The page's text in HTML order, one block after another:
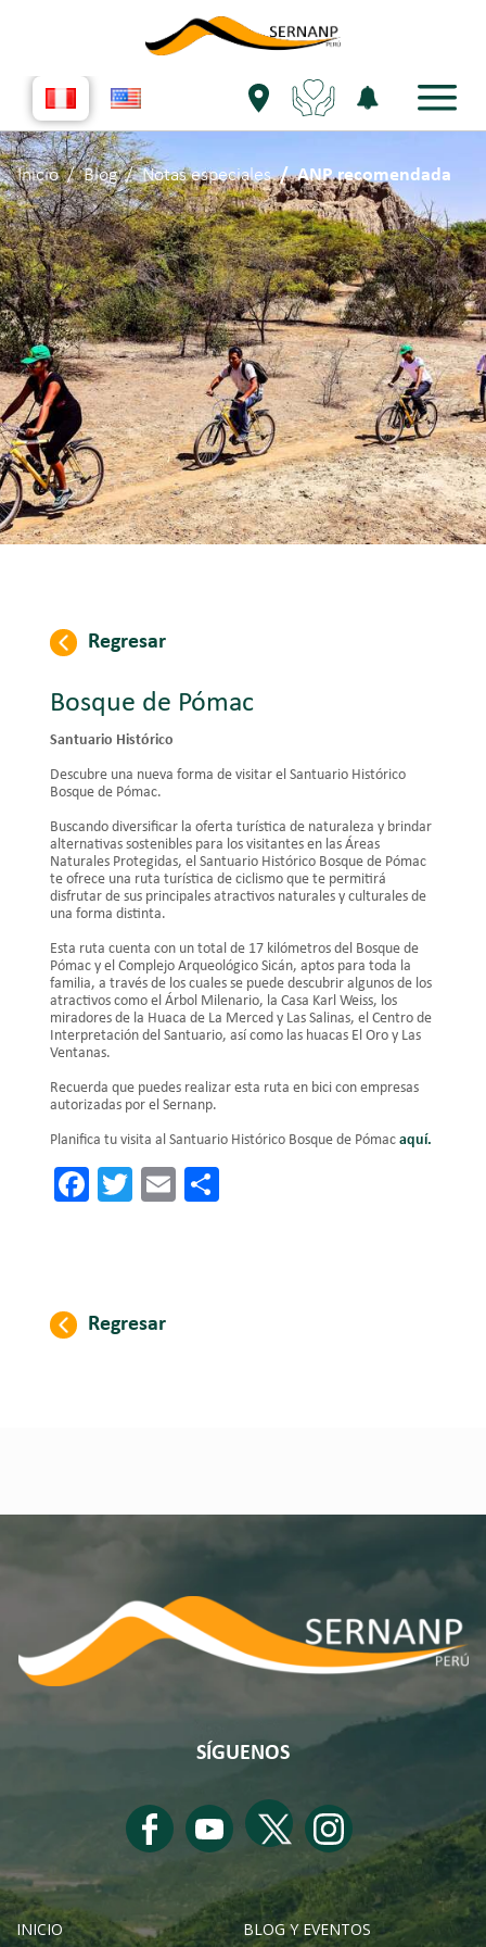
Inicio Blog Notas especiales ANP recomendada
Regresar
Bosque de Pómac
Santuario Histórico
Descubre una nueva forma de visitar el Santuario Histórico
Bosque de Pómac.
Buscando diversificar la oferta turística de naturaleza y brindar
alternativas sostenibles para los visitantes en las Áreas
Naturales Protegidas, el Santuario Histórico Bosque de Pómac
te ofrece una ruta turística de ciclismo que te permitirá
disfrutar de sus principales atractivos naturales y culturales de
una forma distinta.
Esta ruta cuenta con un total de 17 kilómetros del Bosque de
Pómac y el Complejo Arqueológico Sicán, aptos para toda la
familia, a través de los cuales se puede descubrir algunos de los
atractivos como el Árbol Milenario, la Casa Karl Weiss, los
miradores de la Huaca de La Merced y Las Salinas, el Centro de
Interpretación del Santuario, así como las huacas El Oro y Las
Ventanas.
Recuerda que puedes realizar esta ruta en bici con empresas
autorizadas por el Sernanp.
Planifica tu visita al Santuario Histórico Bosque de Pómacaquí.
Facebook
Twitter
Email
Regresar
SÍGUENOS
INICIO BLOG Y EVENTOS